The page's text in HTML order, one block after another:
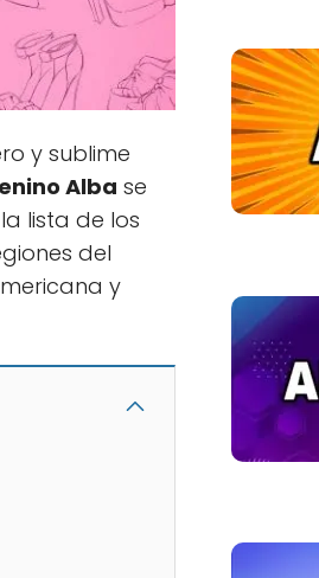
y sublime
Alba se
lista de los
del
y